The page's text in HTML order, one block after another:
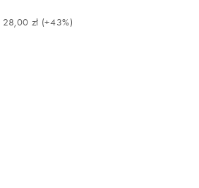
cena od 30 dni 28,00 zł (+43%). Było
zł (+43%)